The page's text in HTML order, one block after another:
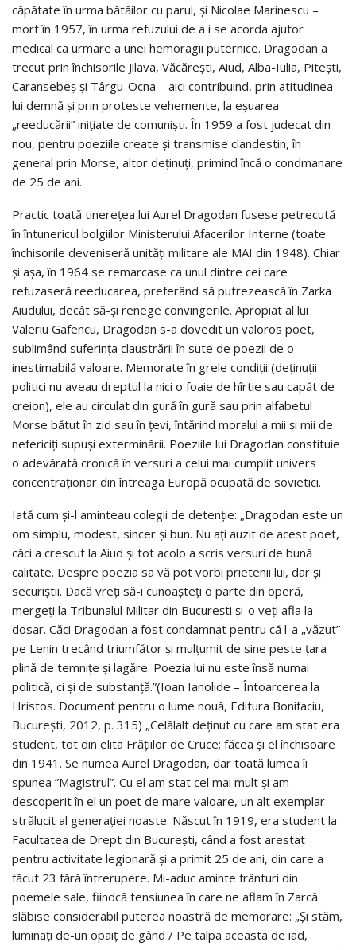
căpătate în urma bătăilor cu parul, și Nicolae Marinescu –
mort în 1957, în urma refuzului de a i se acorda ajutor
medical ca urmare a unei hemoragii puternice. Dragodan a
trecut prin închisorile Jilava, Văcărești, Aiud, Alba-Iulia, Pitești,
Caransebeș și Târgu-Ocna – aici contribuind, prin atitudinea
lui demnă și prin proteste vehemente, la eșuarea
„reeducării” inițiate de comuniști. În 1959 a fost judecat din
nou, pentru poeziile create și transmise clandestin, în
general prin Morse, altor deținuți, primind încă o condmanare
de 25 de ani.
Practic toată tinerețea lui Aurel Dragodan fusese petrecută
în întunericul bolgiilor Ministerului Afacerilor Interne (toate
închisorile deveniseră unități militare ale MAI din 1948). Chiar
și așa, în 1964 se remarcase ca unul dintre cei care
refuzaseră reeducarea, preferând să putrezească în Zarka
Aiudului, decât să-și renege convingerile. Apropiat al lui
Valeriu Gafencu, Dragodan s-a dovedit un valoros poet,
sublimând suferința claustrării în sute de poezii de o
inestimabilă valoare. Memorate în grele condiții (deținuții
politici nu aveau dreptul la nici o foaie de hîrtie sau capăt de
creion), ele au circulat din gură în gură sau prin alfabetul
Morse bătut în zid sau în țevi, întărind moralul a mii și mii de
nefericiți supuși exterminării. Poeziile lui Dragodan constituie
o adevărată cronică în versuri a celui mai cumplit univers
concentraționar din întreaga Europă ocupată de sovietici.
Iată cum și-l aminteau colegii de detenție: „Dragodan este un
om simplu, modest, sincer şi bun. Nu aţi auzit de acest poet,
căci a crescut la Aiud şi tot acolo a scris versuri de bună
calitate. Despre poezia sa vă pot vorbi prietenii lui, dar şi
securiştii. Dacă vreţi să-i cunoaşteţi o parte din operă,
mergeţi la Tribunalul Militar din Bucureşti şi-o veţi afla la
dosar. Căci Dragodan a fost condamnat pentru că l-a „văzut”
pe Lenin trecând triumfător şi mulţumit de sine peste ţara
plină de temniţe şi lagăre. Poezia lui nu este însă numai
politică, ci și de substanță.”(Ioan Ianolide – Întoarcerea la
Hristos. Document pentru o lume nouă, Editura Bonifaciu,
București, 2012, p. 315) „Celălalt deținut cu care am stat era
student, tot din elita Frățiilor de Cruce; făcea și el închisoare
din 1941. Se numea Aurel Dragodan, dar toată lumea îi
spunea ”Magistrul”. Cu el am stat cel mai mult și am
descoperit în el un poet de mare valoare, un alt exemplar
strălucit al generației noaste. Născut în 1919, era student la
Facultatea de Drept din București, când a fost arestat
pentru activitate legionară și a primit 25 de ani, din care a
făcut 23 fără întrerupere. Mi-aduc aminte frânturi din
poemele sale, fiindcă tensiunea în care ne aflam în Zarcă
slăbise considerabil puterea noastră de memorare: „Și stăm,
luminați de-un opaiț de gând / Pe talpa aceasta de iad,